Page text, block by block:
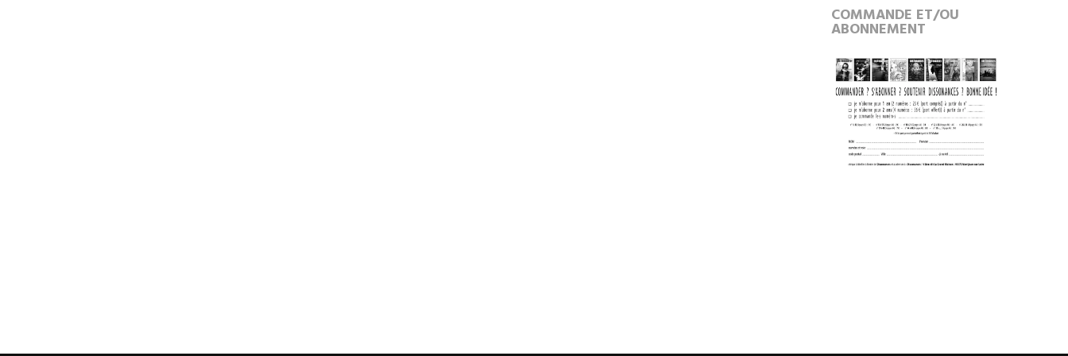
COMMANDE ET/OU
ABONNEMENT